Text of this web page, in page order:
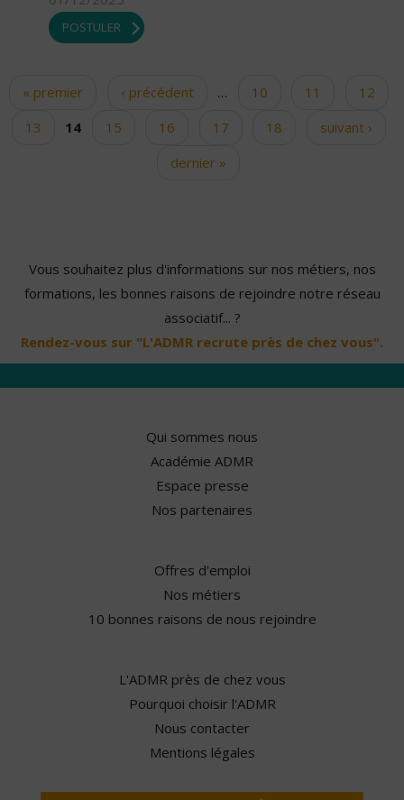
POSTULER
Pages
« premier ‹ précédent … 10 11
12
13
14 15 16 17 18
suivant ›
dernier »
Vous souhaitez plus d'informations sur nos métiers, nos
formations, les bonnes raisons de rejoindre notre réseau
associatif... ?
Rendez-vous sur "L'ADMR recrute près de chez vous".
Qui sommes nous
Académie ADMR
Espace presse
Nos partenaires
Offres d'emploi
Nos métiers
10 bonnes raisons de nous rejoindre
L'ADMR près de chez vous
Pourquoi choisir l'ADMR
Nous contacter
Mentions légales